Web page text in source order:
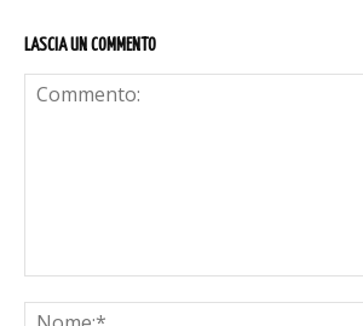
LASCIA UN COMMENTO